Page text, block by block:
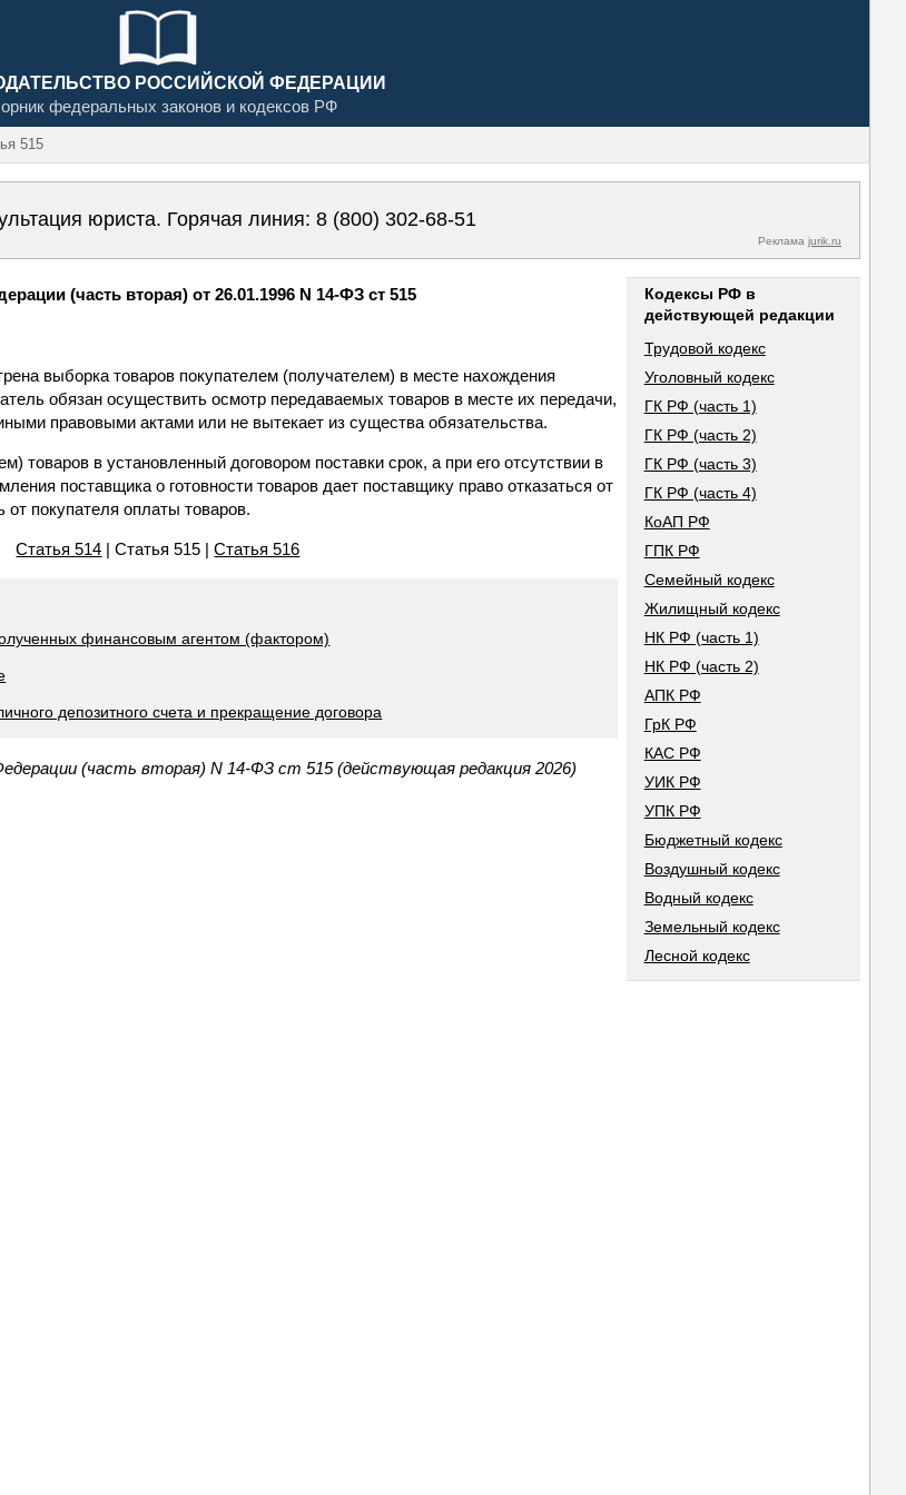
РОССИЙСКОЙ ФЕДЕРАЦИИ
федеральных законов и кодексов РФ
515
юриста. Горячая линия: 8 (800) 302-68-51
Реклама jurik.ru
(часть вторая) от 26.01.1996 N 14-ФЗ ст 515
выборка товаров покупателем (получателем) в месте нахождения
обязан осуществить осмотр передаваемых товаров в месте их передачи,
правовыми актами или не вытекает из существа обязательства.
товаров в установленный договором поставки срок, а при его отсутствии в
поставщика о готовности товаров дает поставщику право отказаться от
от покупателя оплаты товаров.
Статья 514 | Статья 515 |Статья 516
финансовым агентом (фактором)
депозитного счета и прекращение договора
(часть вторая) N 14-ФЗ ст 515 (действующая редакция 2026)
Кодексы РФ в
действующей редакции
Трудовой кодекс
Уголовный кодекс
ГК РФ (часть 1)
ГК РФ (часть 2)
ГК РФ (часть 3)
ГК РФ (часть 4)
КоАП РФ
ГПК РФ
Семейный кодекс
Жилищный кодекс
НК РФ (часть 1)
НК РФ (часть 2)
АПК РФ
ГрК РФ
КАС РФ
УИК РФ
УПК РФ
Бюджетный кодекс
Воздушный кодекс
Водный кодекс
Земельный кодекс
Лесной кодекс